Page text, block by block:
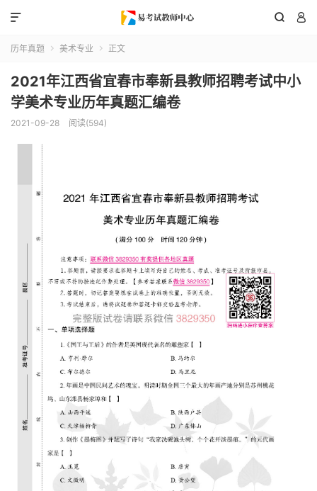
 

历年真题  美术专业  正文
2021年江西省宜春市奉新县教师招聘考试中小
学美术专业历年真题汇编卷
2021-09-28 阅读(594)